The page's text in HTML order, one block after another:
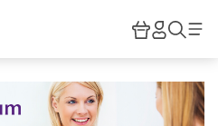
HiPP